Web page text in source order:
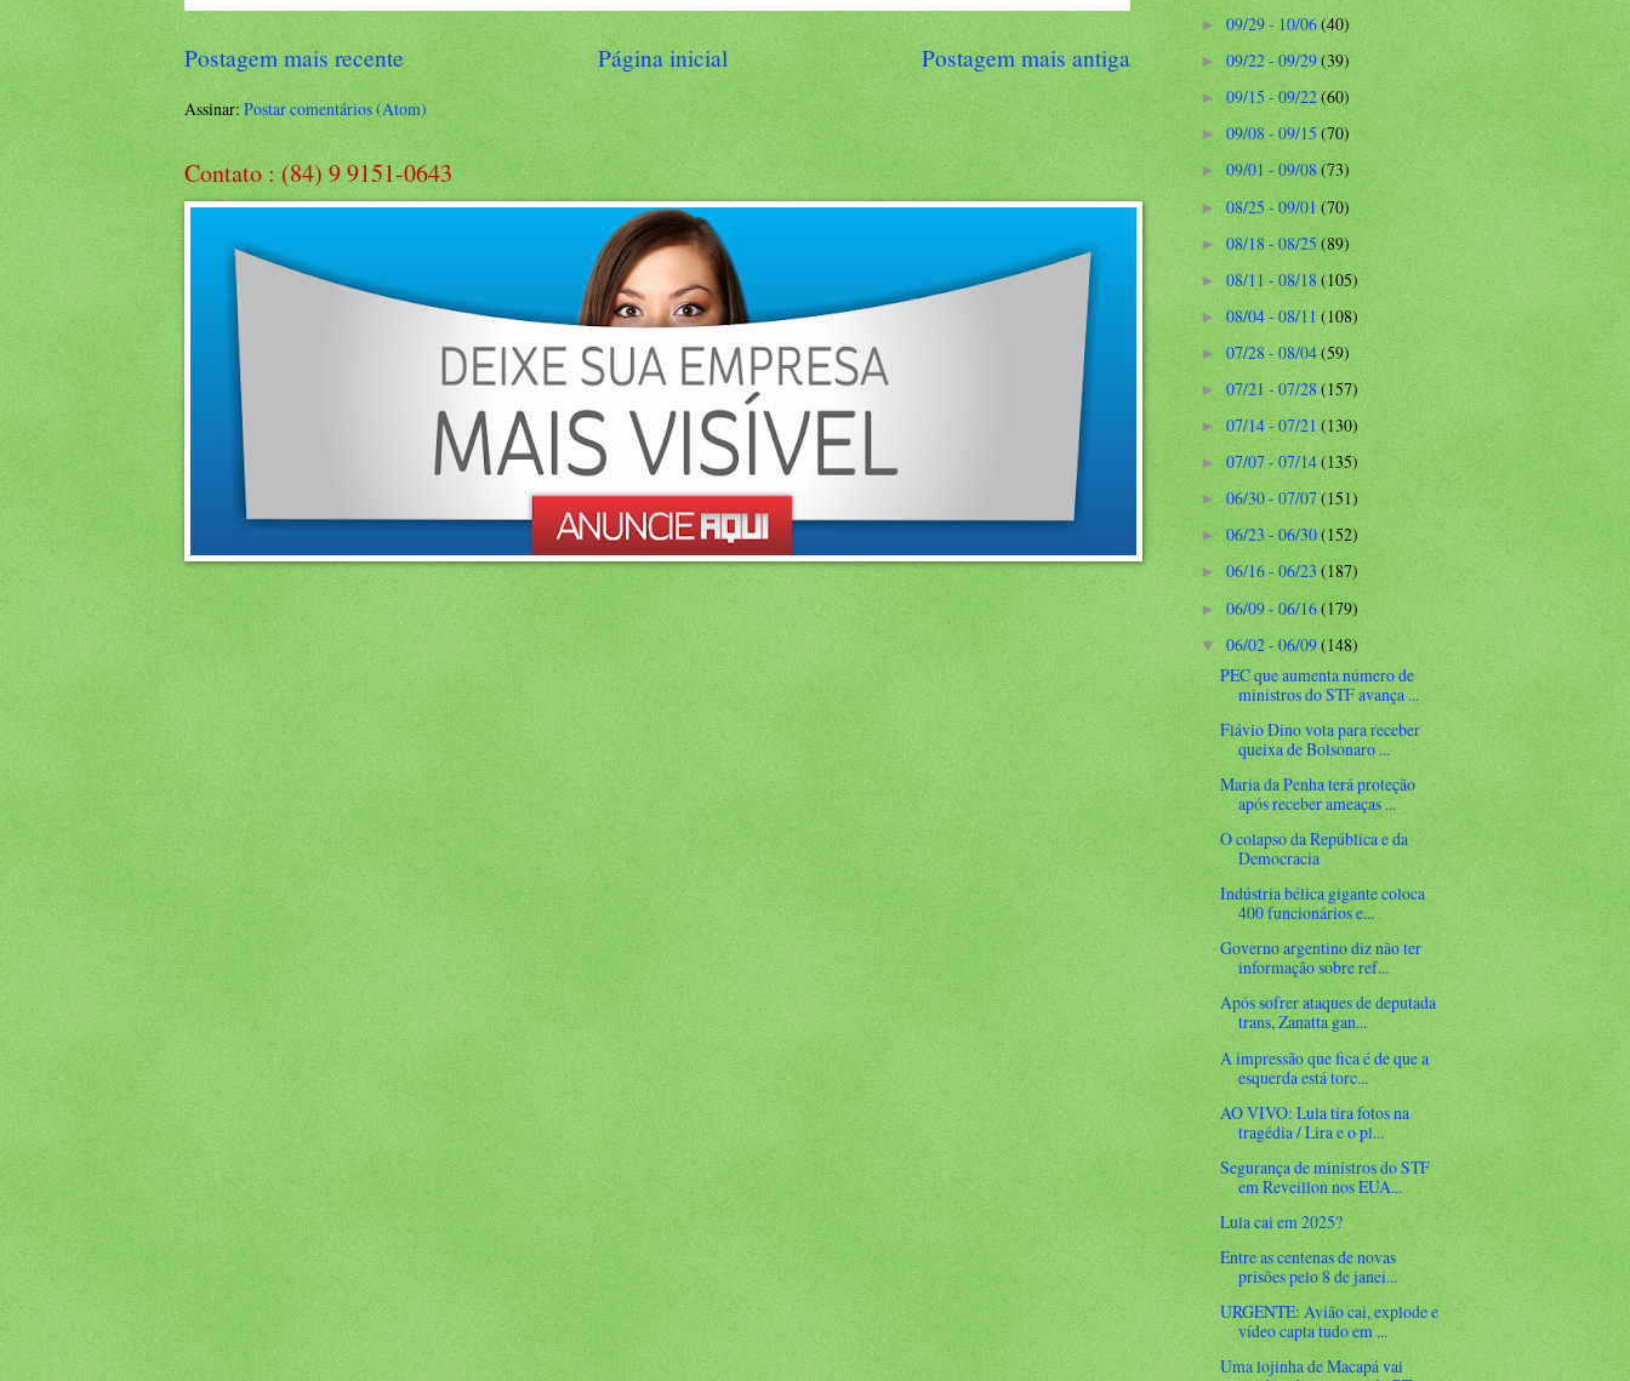
Postagem mais recente Postagem mais antiga
Página inicial
Assinar:Postar comentários (Atom)
Contato : (84) 9 9151-0643
►09/29 - 10/06(40)
►09/22 - 09/29(39)
►09/15 - 09/22(60)
►09/08 - 09/15(70)
►09/01 - 09/08(73)
►08/25 - 09/01(70)
►08/18 - 08/25(89)
►08/11 - 08/18(105)
►08/04 - 08/11(108)
►07/28 - 08/04(59)
►07/21 - 07/28(157)
►07/14 - 07/21(130)
►07/07 - 07/14(135)
►06/30 - 07/07(151)
►06/23 - 06/30(152)
►06/16 - 06/23(187)
►06/09 - 06/16(179)
▼06/02 - 06/09(148)
PEC que aumenta número de
ministros do STF avança ...
Flávio Dino vota para receber
queixa de Bolsonaro ...
Maria da Penha terá proteção
após receber ameaças ...
O colapso da República e da
Democracia
Indústria bélica gigante coloca
400 funcionários e...
Governo argentino diz não ter
informação sobre ref...
Após sofrer ataques de deputada
trans, Zanatta gan...
A impressão que fica é de que a
esquerda está torc...
AO VIVO: Lula tira fotos na
tragédia / Lira e o pl...
Segurança de ministros do STF
em Reveillon nos EUA...
Lula cai em 2025?
Entre as centenas de novas
prisões pelo 8 de janei...
URGENTE: Avião cai, explode e
vídeo capta tudo em ...
Uma lojinha de Macapá vai